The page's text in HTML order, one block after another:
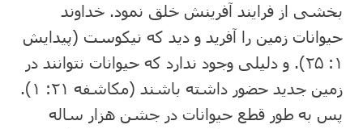
بخشی از فرایند آفرینش خلق نمود. خداوند
حیوانات زمین را آفرید و دید که نیکوست (پیدایش
۱: ۲۵). و دلیلی وجود ندارد که حیوانات نتوانند در
زمین جدید حضور داشته باشند (مکاشفه ۲۱: ۱).
پس به طور قطع حیوانات در جشن هزار ساله